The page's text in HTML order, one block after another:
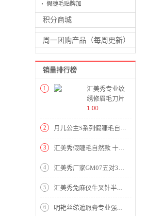
加工
假睫毛贴牌加
工生产
积分商城
周一团购产品（每周更新）
销量排行榜
1
汇美秀专业纹
绣修眉毛刀片
画眉神器美容
刀整盒100片
1.00
2 月儿公主S系列假睫毛自然仿真女透明梗3D磨尖日常裸妆十对装
3 汇美秀假睫毛自然款 十对装月儿公主S系列 美姣源睫毛厂影楼睫毛
4 汇美秀厂家GM07五对3D磨尖假睫毛透明梗自然假睫毛纤长款日常眼睫毛
5 汇美秀免麻仪牛叉针半壁U11针专用线条眉针漂唇纹眼线微针全抛一体针头现货
6 明艳丝绨遮瑕膏专业强力遮瑕遮纹身痘印眼部提亮控油单色粉底膏现货